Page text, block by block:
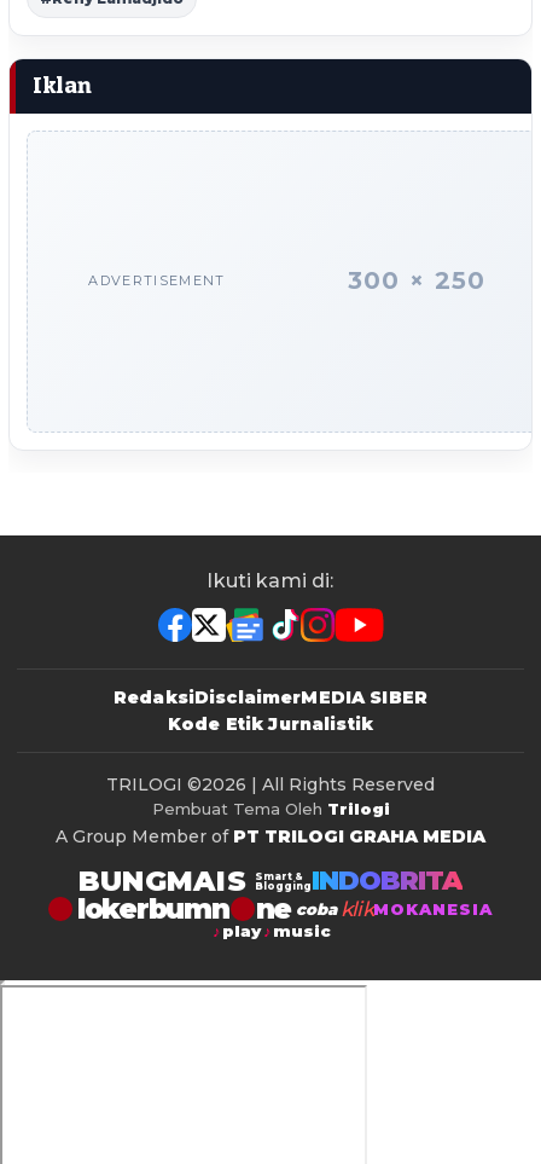
Iklan
ADVERTISEMENT 300 × 250
Ikuti kami di:
RedaksiDisclaimerMEDIA SIBER
Kode Etik Jurnalistik
TRILOGI ©2026 | All Rights Reserved
Pembuat Tema Oleh Trilogi
A Group Member of PT TRILOGI GRAHA MEDIA
BUNGMAIS
Smart &
Blogging INDOBRITA
lokerbumn coba klikMOKANESIA
play
music